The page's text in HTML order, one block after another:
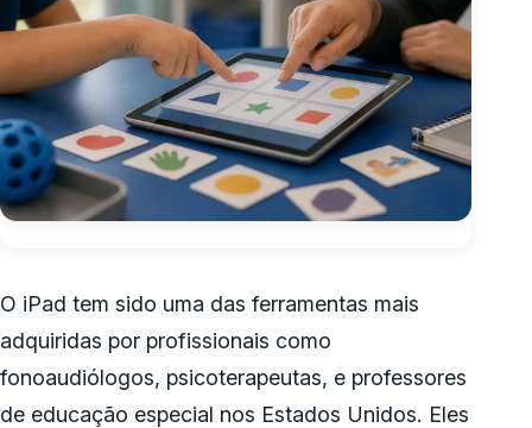
O iPad tem sido uma das ferramentas mais
adquiridas por profissionais como
fonoaudiólogos, psicoterapeutas, e professores
de educação especial nos Estados Unidos. Eles